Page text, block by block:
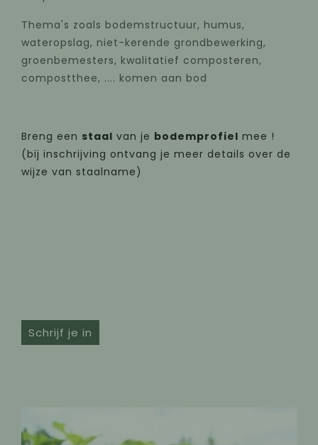
Thema's zoals bodemstructuur, humus,
wateropslag, niet-kerende grondbewerking,
groenbemesters, kwalitatief composteren,
compostthee, .... komen aan bod
Breng een staal van je bodemprofiel mee !
(bij inschrijving ontvang je meer details over de
wijze van staalname)
Schrijf je in